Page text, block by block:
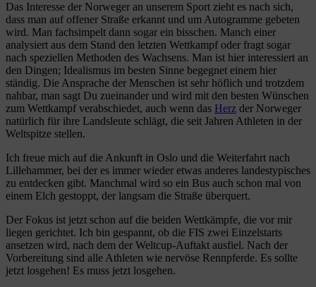
Das Interesse der Norweger an unserem Sport zieht es nach sich,
dass man auf offener Straße erkannt und um Autogramme gebeten
wird. Man fachsimpelt dann sogar ein bisschen. Manch einer
analysiert aus dem Stand den letzten Wettkampf oder fragt sogar
nach speziellen Methoden des Wachsens. Man ist hier interessiert an
den Dingen; Idealismus im besten Sinne begegnet einem hier
ständig. Die Ansprache der Menschen ist sehr höflich und trotzdem
nahbar, man sagt Du zueinander und wird mit den besten Wünschen
zum Wettkampf verabschiedet, auch wenn das Herz der Norweger
natürlich für ihre Landsleute schlägt, die seit Jahren Athleten in der
Weltspitze stellen.
Ich freue mich auf die Ankunft in Oslo und die Weiterfahrt nach
Lillehammer, bei der es immer wieder etwas anderes landestypisches
zu entdecken gibt. Manchmal wird so ein Bus auch schon mal von
einem Elch gestoppt, der langsam die Straße überquert.
Der Fokus ist jetzt schon auf die beiden Wettkämpfe, die vor mir
liegen gerichtet. Ich bin gespannt, ob die FIS zwei Einzelstarts
ansetzen wird, nach dem der Weltcup-Auftakt ausfiel. Nach der
Vorbereitung sind alle Athleten wie nervöse Rennpferde. Es sollte
jetzt losgehen! Es muss jetzt losgehen.